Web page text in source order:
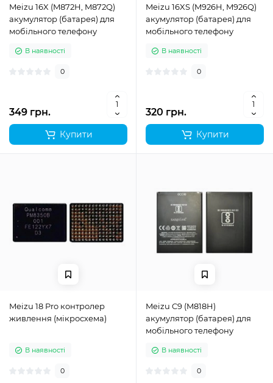
Meizu 16X (M872H, M872Q)
акумулятор (батарея) для
мобільного телефону
В наявності
0
349 грн.
Купити
Meizu 16XS (M926H, M926Q)
акумулятор (батарея) для
мобільного телефону
В наявності
0
320 грн.
Купити
Meizu 18 Pro контролер
живлення (мікросхема)
В наявності
0
Meizu C9 (M818H)
акумулятор (батарея) для
мобільного телефону
В наявності
0